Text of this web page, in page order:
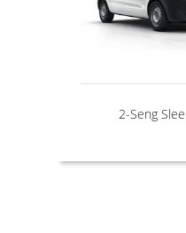
2-Seng